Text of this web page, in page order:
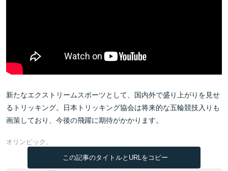
新たなエクストリームスポーツとして、国内外で盛り上がりを見せ
るトリッキング。日本トリッキング協会は将来的な五輪競技入りも
画策しており、今後の飛躍に期待がかかります。
オリンピック
この記事のタイトルとURLをコピー